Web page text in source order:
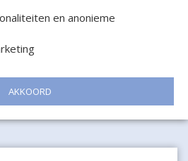
en anonieme
AKKOORD